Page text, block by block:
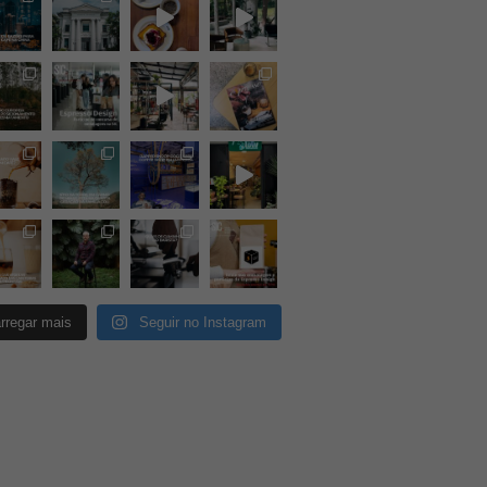
mais Seguir no Instagram